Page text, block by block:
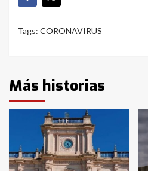
Tags: CORONAVIRUS
Más historias